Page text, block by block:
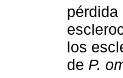
los
de P.